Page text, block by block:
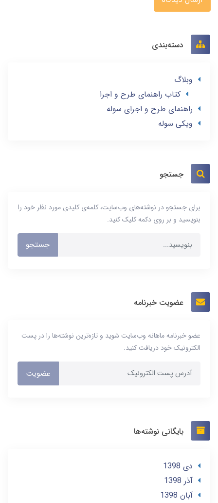
دسته‌بندی
وبلاگ
کتاب راهنمای طرح و اجرا
راهنمای طرح و اجرای سوله
ویکی سوله
جستجو
برای جستجو در نوشته‌های وب‌سایت، کلمه‌ی کلیدی مورد نظر خود را
بنویسید و بر روی دکمه کلیک کنید.
جستجو
عضویت خبرنامه
عضو خبرنامه ماهانه وب‌سایت شوید و تازه‌ترین نوشته‌ها را در پست
الکترونیک خود دریافت کنید.
عضویت
بایگانی نوشته‌ها
دی 1398
آذر 1398
آبان 1398